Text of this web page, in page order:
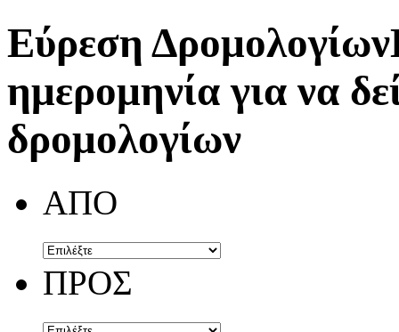
Εύρεση Δρομολογίων
ημερομηνία για να
δρομολογίων
ΑΠΟ
ΠΡΟΣ